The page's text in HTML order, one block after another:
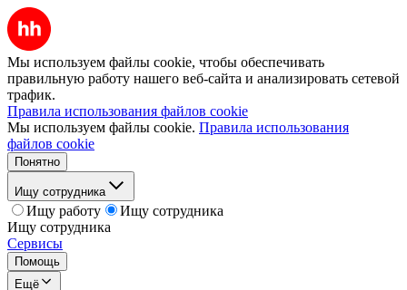
Мы используем файлы cookie, чтобы обеспечивать
правильную работу нашего веб-сайта и анализировать сетевой
трафик.
Правила использования файлов cookie
Мы используем файлы cookie. Правила использования
файлов cookie
Понятно
Ищу сотрудника
Ищу работу
Ищу сотрудника
Ищу сотрудника
Сервисы
Помощь
Ещё